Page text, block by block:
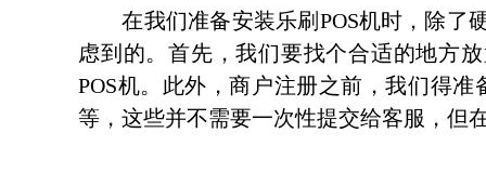
在我们准备安装乐刷POS机时，除了
虑到的。首先，我们要找个合适的地方
POS机。此外，商户注册之前，我们得
等，这些并不需要一次性提交给客服，但